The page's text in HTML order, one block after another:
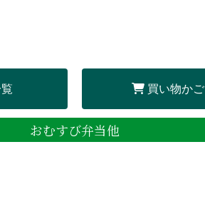
買い物かご
おむすび弁当他